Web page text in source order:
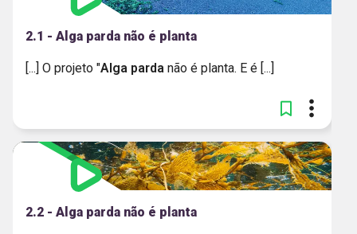
2.1 - Alga parda não é planta
[...] O projeto "Alga parda não é planta. E é [...]
2.2 - Alga parda não é planta